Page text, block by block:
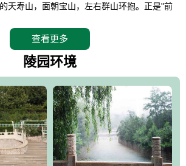
天寿山，面朝宝山，左右群山环抱。正是"前
抱之中，四周群山若封似闭，层峦叠翠，秋
银装素裹分外妖娆！南面隔山而望的正是著
然天成的人生后花园！"陵区内草木茂盛，灵气
龙脉气魄，又有藏风得水的宝密形局。十三
地，也是我们让逝者回归自然的首选墓葬之
查看更多
陵园环境